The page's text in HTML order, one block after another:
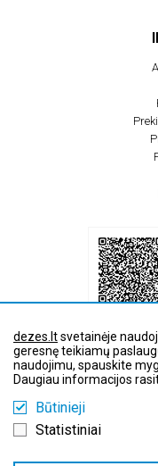
© Visos
Svetainės
dezes.ltsvetainėje
geresnę teikiamų
naudojimu, spauskite
Daugiau informacijos
Būtinieji
Statistiniai